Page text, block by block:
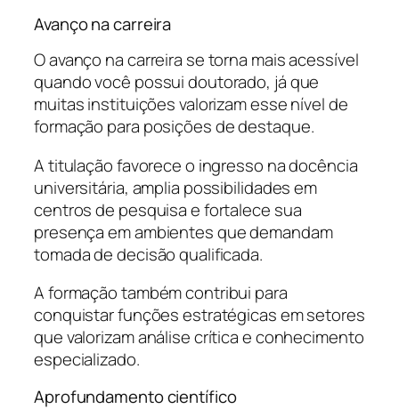
Avanço na carreira
O avanço na carreira se torna mais acessível
quando você possui doutorado, já que
muitas instituições valorizam esse nível de
formação para posições de destaque.
A titulação favorece o ingresso na docência
universitária, amplia possibilidades em
centros de pesquisa e fortalece sua
presença em ambientes que demandam
tomada de decisão qualificada.
A formação também contribui para
conquistar funções estratégicas em setores
que valorizam análise crítica e conhecimento
especializado.
Aprofundamento científico